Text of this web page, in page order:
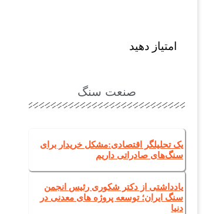
امتیاز دهید
صنعت سنگ
یک تحلیلگر اقتصادی:مشکل خریدار برای
سنگ‌های صادراتی داریم
یادداشتی از دکتر شکوری رئیس انجمن
سنگ ایران؛ توسعه پروژه های معدنی در
دنیا